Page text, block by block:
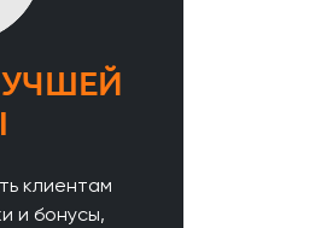
клиентам
и бонусы,